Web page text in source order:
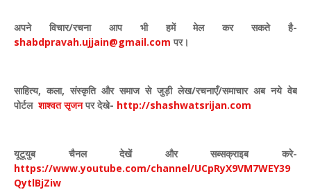
अपने विचार/रचना आप भी हमें मेल कर सकते है-
shabdpravah.ujjain@gmail.com पर।
साहित्य, कला, संस्कृति और समाज से जुड़ी लेख/रचनाएँ/समाचार अब नये वेब
पोर्टल शाश्वत सृजन पर देखे- http://shashwatsrijan.com
यूटूयुब चैनल देखें और सब्सक्राइब करे-
https://www.youtube.com/channel/UCpRyX9VM7WEY39
QytlBjZiw